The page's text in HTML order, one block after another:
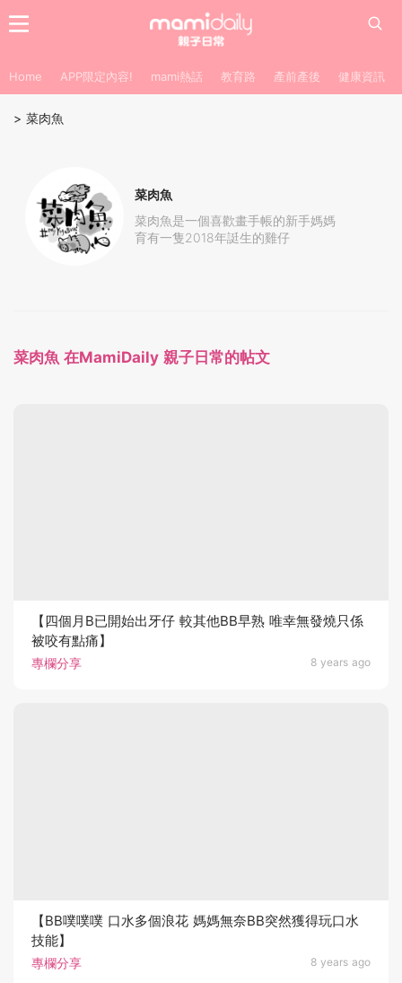
Home APP限定內容! mami熱話 教育路 產前產後 健康資訊
> 菜肉魚
菜肉魚
菜肉魚是一個喜歡畫手帳的新手媽媽
育有一隻2018年誔生的雞仔
菜肉魚 在MamiDaily 親子日常的帖文
專欄分享 8 years ago
【四個月B已開始出牙仔 較其他BB早熟 唯幸無發燒只係
被咬有點痛】
專欄分享 8 years ago
【BB噗噗噗 口水多個浪花 媽媽無奈BB突然獲得玩口水
技能】